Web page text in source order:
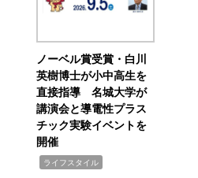
ノーベル賞受賞・白川
英樹博士が小中高生を
直接指導 名城大学が
講演会と導電性プラス
チック実験イベントを
開催
ライフスタイル